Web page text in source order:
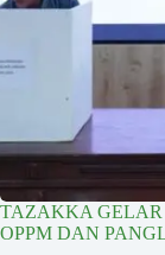
TAZAKKA GELAR
OPPM DAN